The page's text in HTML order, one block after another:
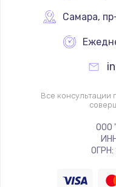
Самара,
Все консультации
ООО
ОГРН: